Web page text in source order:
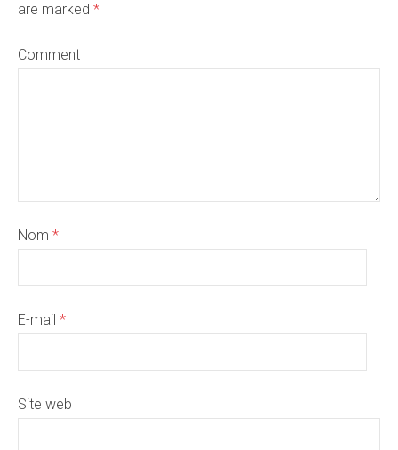
are marked *
Comment
Nom *
E-mail *
Site web